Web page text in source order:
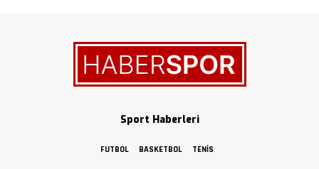
Sport Haberleri
FUTBOL BASKETBOL TENIS